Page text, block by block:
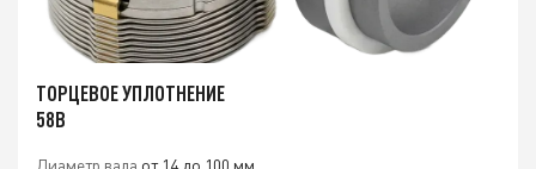
ТОРЦЕВОЕ УПЛОТНЕНИЕ
58B
Диаметр вала от 14 до 100 мм